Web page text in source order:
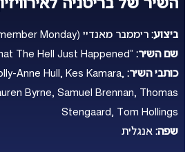
השיר של בריטניה לאירוויזיון
ביצוע: ריממבר מאנדיי (Remember Monday)
שם השיר: “What The Hell Just Happened?”
כותבי השיר: Anne Hull, Kes Kamara,
Byrne, Samuel Brennan, Thomas
Stengaard, Tom Hollings
שפה: אנגלית